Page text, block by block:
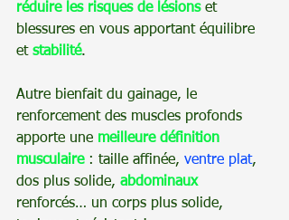
réduire les risques de lésions et
blessures en vous apportant équilibre
et stabilité.
Autre bienfait du gainage, le
renforcement des muscles profonds
apporte une meilleure définition
musculaire : taille affinée, ventre plat,
dos plus solide, abdominaux
renforcés… un corps plus solide,